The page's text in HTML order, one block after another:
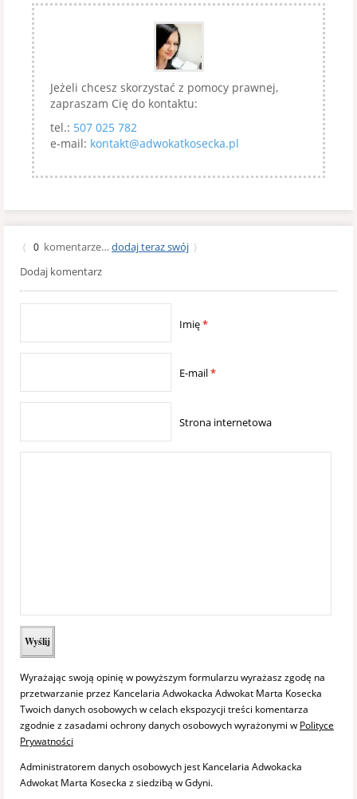
Jeżeli chcesz skorzystać z pomocy prawnej,
zapraszam Cię do kontaktu:
tel.: 507 025 782
e-mail: kontakt@adwokatkosecka.pl
{ 0 komentarze… dodaj teraz swój }
Dodaj komentarz
Imię*
E-mail*
Strona internetowa
Wyrażając swoją opinię w powyższym formularzu wyrażasz zgodę na
przetwarzanie przez Kancelaria Adwokacka Adwokat Marta Kosecka
Twoich danych osobowych w celach ekspozycji treści komentarza
zgodnie z zasadami ochrony danych osobowych wyrażonymi w Polityce
Prywatności
Administratorem danych osobowych jest Kancelaria Adwokacka
Adwokat Marta Kosecka z siedzibą w Gdyni.